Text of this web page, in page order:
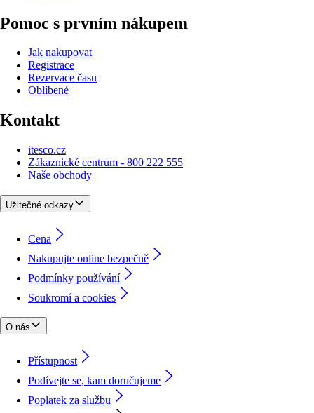
Pomoc s prvním nákupem
Jak nakupovat
Registrace
Rezervace času
Oblíbené
Kontakt
itesco.cz
Zákaznické centrum - 800 222 555
Naše obchody
Užitečné odkazy
Cena
Nakupujte online bezpečně
Podmínky používání
Soukromí a cookies
O nás
Přístupnost
Podívejte se, kam doručujeme
Poplatek za službu